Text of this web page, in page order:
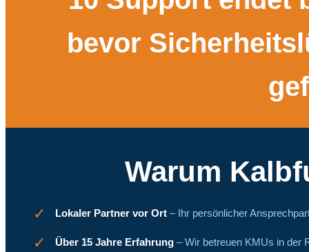
bevor
Warum
✓ Lokaler Partner vor Ort – Ihr persönlicher
✓ Über 15 Jahre Erfahrung – Wir betreuen KMUs in der